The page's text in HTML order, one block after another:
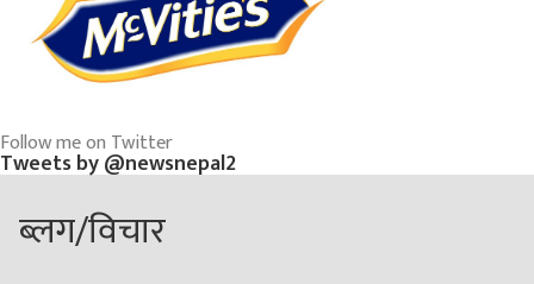
Follow me on Twitter
Tweets by @newsnepal2
ब्लग/विचार